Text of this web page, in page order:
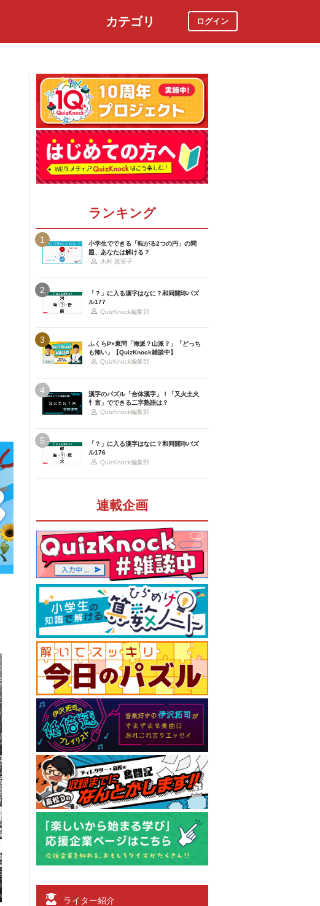
カテゴリ ログイン
ランキング
1
小学生でできる「転がる2つの円」の問
題、あなたは解ける？
木村 真実子
2
「？」に入る漢字はなに？和同開珎パズ
ル177
QuizKnock編集部
3
ふくらP×東問「海派？山派？」「どっち
も怖い」【QuizKnock雑談中】
QuizKnock編集部
4
漢字のパズル「合体漢字」！「又火土火
忄言」でできる二字熟語は？
QuizKnock編集部
5
「？」に入る漢字はなに？和同開珎パズ
ル176
QuizKnock編集部
連載企画
ライター紹介